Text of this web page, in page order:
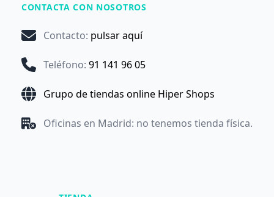
CONTACTA CON NOSOTROS
Contacto: pulsar aquí
Teléfono: 91 141 96 05
Grupo de tiendas online Hiper Shops
Oficinas en Madrid: no tenemos tienda física.